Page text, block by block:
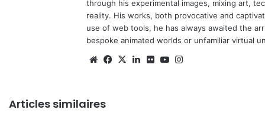
through his experimental images, mixing art,
reality. His works, both provocative and
use of web tools, he has always awaited the
bespoke animated worlds or unfamiliar virtual
We Fa
X
Lin Fli Yo
Articles similaires